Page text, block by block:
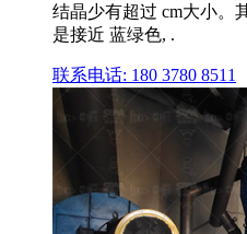
结晶少有超过 cm大小。
是接近 蓝绿色, .
联系电话: 180 3780 8511